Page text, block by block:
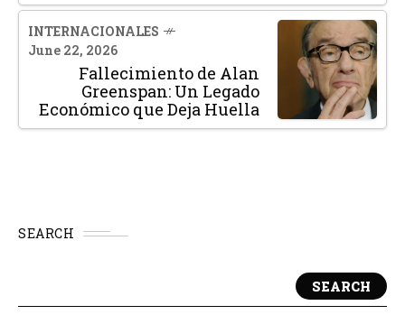
INTERNACIONALES
June 22, 2026
Fallecimiento de Alan
Greenspan: Un Legado
Económico que Deja Huella
SEARCH
SEARCH